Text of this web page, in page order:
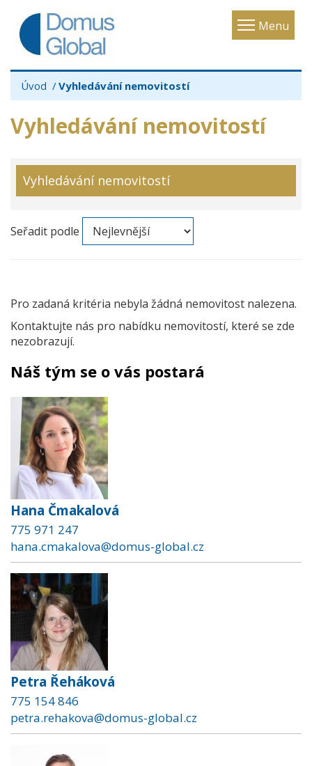
Menu
Toggle
Úvod Vyhledávání nemovitostí
Vyhledávání nemovitostí
Vyhledávání nemovitostí
Seřadit podle
Pro zadaná kritéria nebyla žádná nemovitost nalezena.
Kontaktujte nás pro nabídku nemovitostí, které se zde
nezobrazují.
Náš tým se o vás postará
Hana Čmakalová
775 971 247
hana.cmakalova@domus-global.cz
Petra Řeháková
775 154 846
petra.rehakova@domus-global.cz